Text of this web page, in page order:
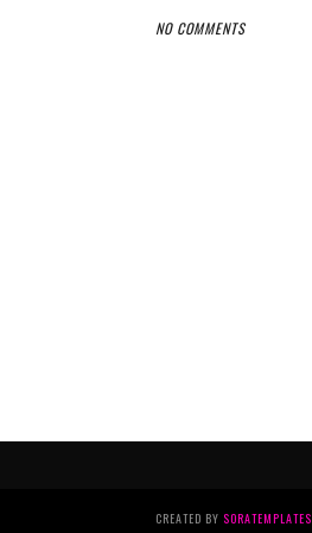
NO COMMENTS
CREATED BY SORATEMPLATES